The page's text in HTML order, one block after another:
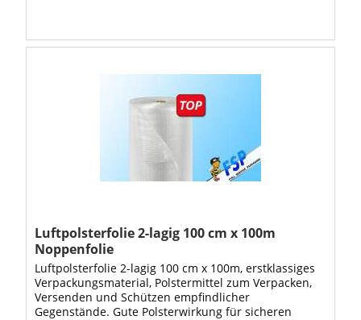
Luftpolsterfolie 2-lagig 100 cm x 100m
Noppenfolie
Luftpolsterfolie 2-lagig 100 cm x 100m, erstklassiges
Verpackungsmaterial, Polstermittel zum Verpacken,
Versenden und Schützen empfindlicher
Gegenstände. Gute Polsterwirkung für sicheren